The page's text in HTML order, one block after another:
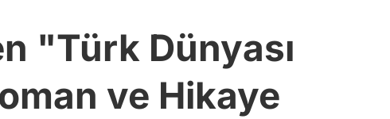
"Türk Dünyası
ve Hikaye